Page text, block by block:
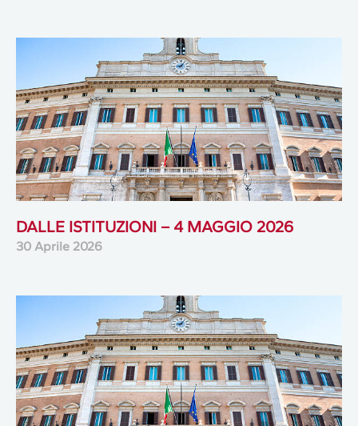
DALLE ISTITUZIONI – 4 MAGGIO 2026
30 Aprile 2026